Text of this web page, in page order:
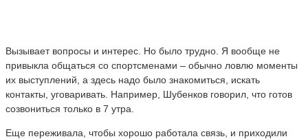
Вызывает вопросы и интерес. Но было трудно. Я вообще не
привыкла общаться со спортсменами – обычно ловлю моменты
их выступлений, а здесь надо было знакомиться, искать
контакты, уговаривать. Например, Шубенков говорил, что готов
созвониться только в 7 утра.
Еще переживала, чтобы хорошо работала связь, и приходили